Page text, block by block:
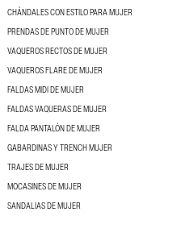
CHÁNDALES CON ESTILO PARA MUJER
PRENDAS DE PUNTO DE MUJER
VAQUEROS RECTOS DE MUJER
VAQUEROS FLARE DE MUJER
FALDAS MIDI DE MUJER
FALDAS VAQUERAS DE MUJER
FALDA PANTALÓN DE MUJER
GABARDINAS Y TRENCH MUJER
TRAJES DE MUJER
MOCASINES DE MUJER
SANDALIAS DE MUJER